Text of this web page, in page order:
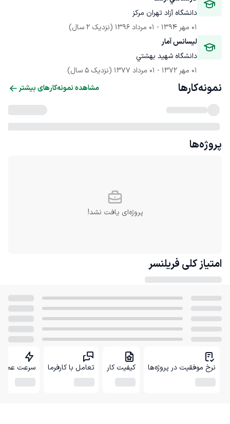
دانشگاه آزاد تهران مركز
01 مهر 1394
- 01 مرداد 1396
(نزدیک 2 سال)
ليسانس آمار
دانشگاه شهيد بهشتي
01 مهر 1372
- 01 مرداد 1377 (نزدیک 5 سال)
نمونه‌کارها مشاهده نمونه‌کارهای بیشتر
پروژه‌ها
پروژه‌ای یافت نشد!
امتیاز کلی فریلنسر
نرخ موفقیت در پروژه‌ها کیفیت کار تعامل با کارفرما سرعت عمل